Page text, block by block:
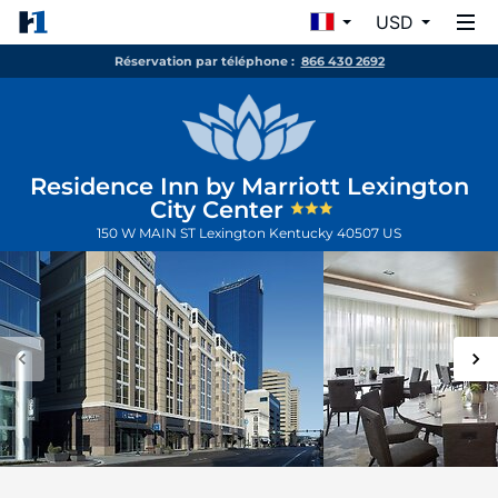
USD
Réservation par téléphone : 866 430 2692
Residence Inn by Marriott Lexington
City Center
150 W MAIN ST Lexington Kentucky 40507 US